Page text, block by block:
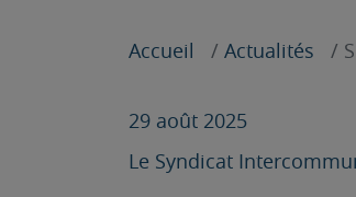
Accueil Actualités
29 août 2025
Le Syndicat